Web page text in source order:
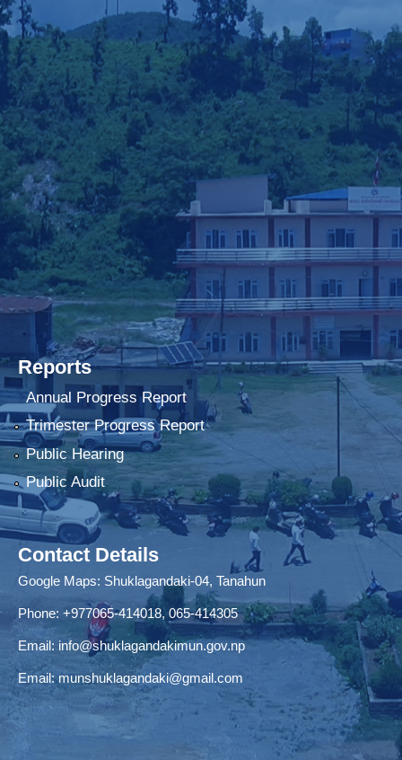
Reports
Annual Progress Report
Trimester Progress Report
Public Hearing
Public Audit
Contact Details
Google Maps: Shuklagandaki-04, Tanahun
Phone: +977065-414018,065-414305
Email: info@shuklagandakimun.gov.np
Email:munshuklagandaki@gmail.com